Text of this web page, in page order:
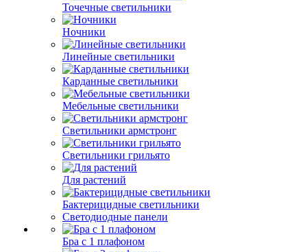
Точечные светильники
Ночники
Линейные светильники
Карданные светильники
Мебельные светильники
Светильники армстронг
Светильники грильято
Для растений
Бактерицидные светильники
Светодиодные панели
Бра с 1 плафоном